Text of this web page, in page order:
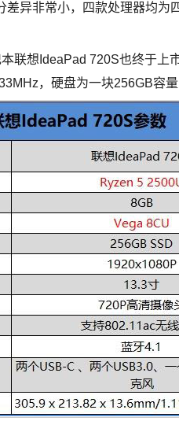
异非常小，四款处理器均为
联想IdeaPad 720S也终于上
，硬盘为一块256GB容